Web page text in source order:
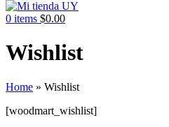
0 items $0.00
Wishlist
Home » Wishlist
[woodmart_wishlist]